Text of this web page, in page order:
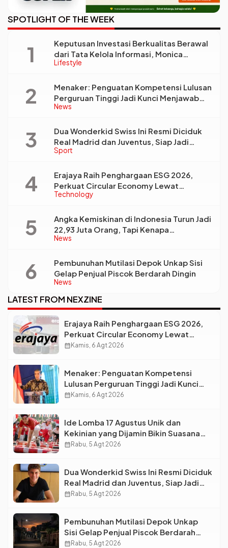
SPOTLIGHT OF THE WEEK
Lifestyle
Keputusan Investasi Berkualitas Berawal
dari Tata Kelola Informasi, Monica
Triyadi: Bukan Sekadar Analisis
News
Menaker: Penguatan Kompetensi Lulusan
Perguruan Tinggi Jadi Kunci Menjawab
Kebutuhan Dunia Kerja
Sport
Dua Wonderkid Swiss Ini Resmi Diciduk
Real Madrid dan Juventus, Siap Jadi
Bintang Baru Eropa
Technology
Erajaya Raih Penghargaan ESG 2026,
Perkuat Circular Economy Lewat
Pengelolaan Limbah Berkelanjutan
News
Angka Kemiskinan di Indonesia Turun Jadi
22,93 Juta Orang, Tapi Kenapa
Ketimpangan Desa dan Kota Malah Makin
News
Pembunuhan Mutilasi Depok Unkap Sisi
Gelap Penjual Piscok Berdarah Dingin
LATEST FROM NEXZINE
Erajaya Raih Penghargaan ESG 2026,
Perkuat Circular Economy Lewat
Pengelolaan Limbah Berkelanjutan
calendar_month Kamis, 6 Agt 2026
Menaker: Penguatan Kompetensi
Lulusan Perguruan Tinggi Jadi Kunci
Menjawab Kebutuhan Dunia Kerja
calendar_month Kamis, 6 Agt 2026
Ide Lomba 17 Agustus Unik dan
Kekinian yang Dijamin Bikin Suasana
Makin Pecah
calendar_month Rabu, 5 Agt 2026
Dua Wonderkid Swiss Ini Resmi Diciduk
Real Madrid dan Juventus, Siap Jadi
Bintang Baru Eropa
calendar_month Rabu, 5 Agt 2026
Pembunuhan Mutilasi Depok Unkap
Sisi Gelap Penjual Piscok Berdarah
Dingin
calendar_month Rabu, 5 Agt 2026